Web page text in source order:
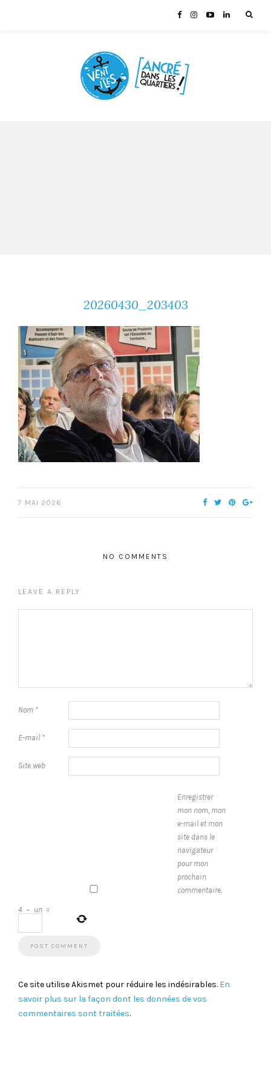
20260430_203403
7 MAI 2026
NO COMMENTS
LEAVE A REPLY
Nom *
E-mail *
Site web
Enregistrer
mon nom, mon
e-mail et mon
site dans le
navigateur
pour mon
prochain
commentaire.
4 − un =
Ce site utilise Akismet pour réduire les indésirables. En
savoir plus sur la façon dont les données de vos
commentaires sont traitées.